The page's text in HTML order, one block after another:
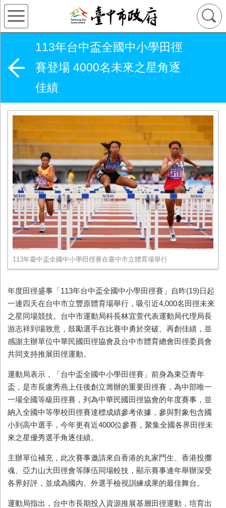
113年台中盃全國中小學田徑
賽登場 4000名未來之星角逐
佳績
113年臺中盃全國中小學田徑賽在臺中市立體育場舉行
年度田徑盛事「113年台中盃全國中小學田徑賽」自昨(19)日起
一連四天在台中市立豐原體育場舉行，吸引近4,000名田徑未來
之星同場競技。台中市運動局科長林宜萱代表運動局代理局長
游志祥到場致意，鼓勵選手在比賽中勇於突破、再創佳績，並
感謝主辦單位中華民國田徑協會及台中市體育總會田徑委員會
共同支持推展田徑運動。
運動局表示，「台中盃全國中小學田徑賽」前身為東亞青年
盃，是市長盧秀燕上任後創立籌辦的重要田徑賽，為中部唯一
一場全國等級田徑賽，列為中華民國田徑協會的年度賽事，並
納入全國中等學校田徑賽達標成績參考依據，參與對象包含國
小到高中選手，今年更有近4000位參賽，聚集全國各界田徑未
來之星優秀選手角逐佳績。
主辦單位補充，此次賽事邀請來自香港的丸家門生、香港投擲
魂、亞力山大田徑會等隊伍同場較技，顯示賽事連年舉辦深受
各界好評，並成為國內、外選手檢視訓練成果的最佳舞台。
運動局指出，台中市長期投入資源推展基層田徑運動，培育出